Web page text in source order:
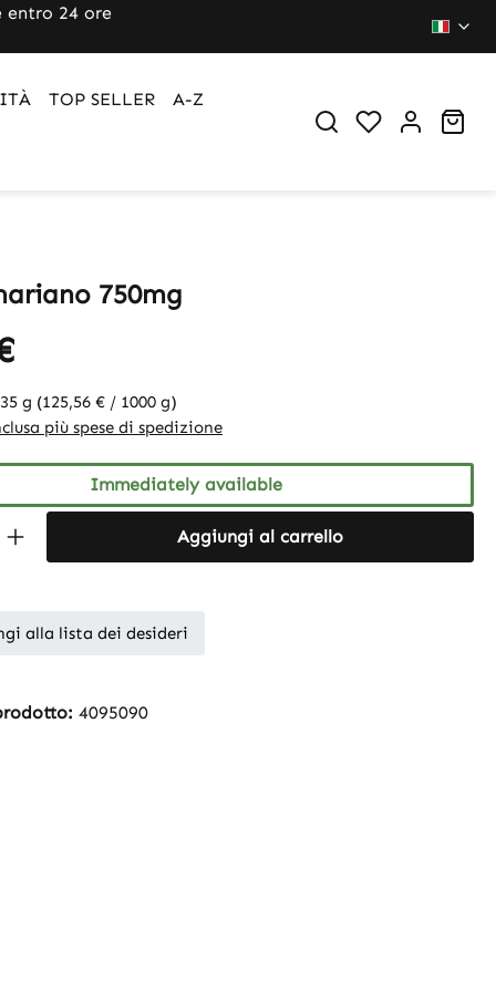
entro 24 ore
TOP SELLER
A-Z
750mg
g (125,56 € / 1000 g)
più spese di spedizione
Immediately available
Enter the desired amount
Aggiungi al carrello
alla lista dei desideri
4095090